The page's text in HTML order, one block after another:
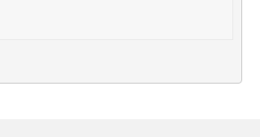
é
s